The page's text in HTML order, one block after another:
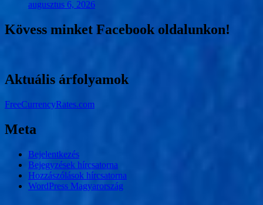
augusztus 6, 2026
Kövess minket Facebook oldalunkon!
Aktuális árfolyamok
FreeCurrencyRates.com
Meta
Bejelentkezés
Bejegyzések hírcsatorna
Hozzászólások hírcsatorna
WordPress Magyarország